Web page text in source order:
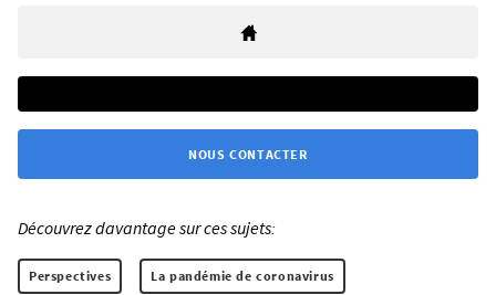
NOUS CONTACTER
Découvrez davantage sur ces sujets:
Perspectives La pandémie de coronavirus